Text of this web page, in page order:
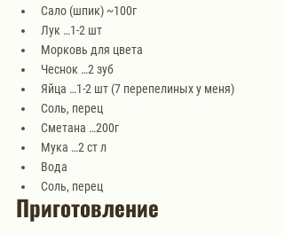
Сало (шпик) ~100г
Лук …1-2 шт
Морковь для цвета
Чеснок …2 зуб
Яйца …1-2 шт (7 перепелиных у меня)
Соль, перец
Сметана …200г
Мука …2 ст л
Вода
Соль, перец
Приготовление